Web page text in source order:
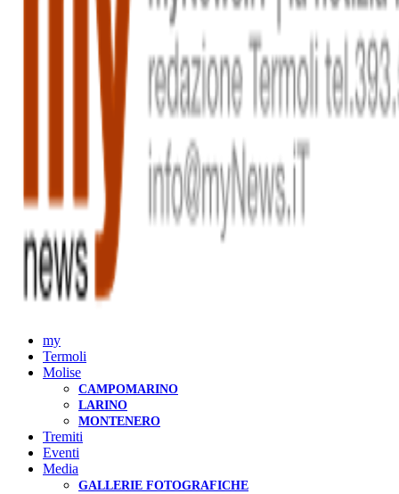
my
Termoli
Molise
CAMPOMARINO
LARINO
MONTENERO
Tremiti
Eventi
Media
GALLERIE FOTOGRAFICHE